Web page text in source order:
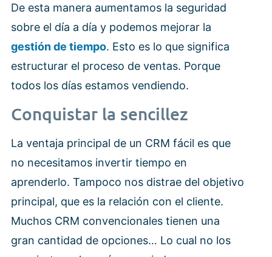
De esta manera aumentamos la seguridad
sobre el día a día y podemos mejorar la
gestión de tiempo. Esto es lo que significa
estructurar el proceso de ventas. Porque
todos los días estamos vendiendo.
Conquistar la sencillez
La ventaja principal de un CRM fácil es que
no necesitamos invertir tiempo en
aprenderlo. Tampoco nos distrae del objetivo
principal, que es la relación con el cliente.
Muchos CRM convencionales tienen una
gran cantidad de opciones… Lo cual no los